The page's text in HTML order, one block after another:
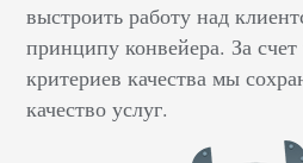
выстроить работу над
принципу конвейера. За
критериев качества мы
качество услуг.